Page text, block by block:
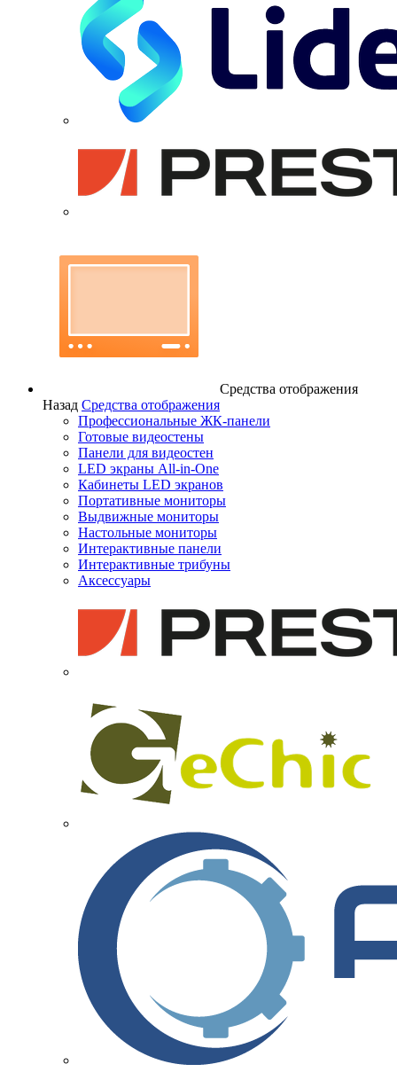
Средства отображения
Назад Средства отображения
Профессиональные ЖК-панели
Готовые видеостены
Панели для видеостен
LED экраны All-in-One
Кабинеты LED экранов
Портативные мониторы
Выдвижные мониторы
Настольные мониторы
Интерактивные панели
Интерактивные трибуны
Аксессуары